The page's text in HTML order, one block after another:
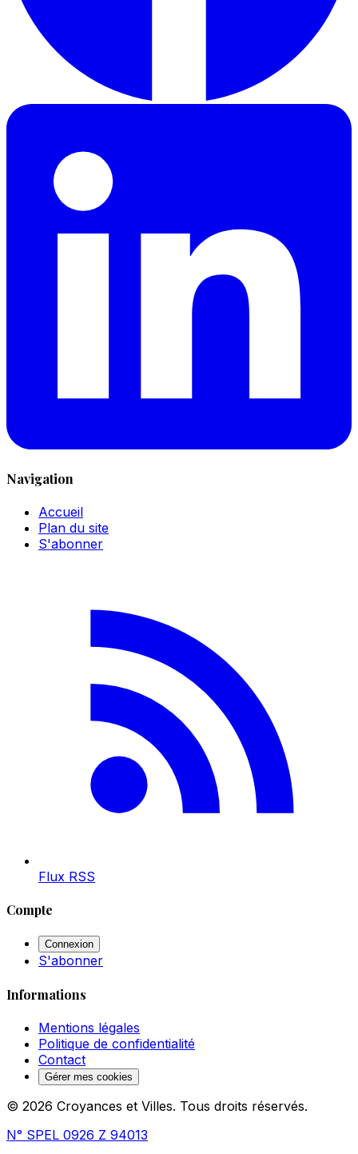
Navigation
Accueil
Plan du site
S'abonner
Flux RSS
Compte
Connexion
S'abonner
Informations
Mentions légales
Politique de confidentialité
Contact
Gérer mes cookies
© 2026 Croyances et Villes. Tous droits réservés.
N° SPEL 0926 Z 94013